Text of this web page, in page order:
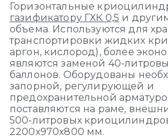
Горизонтальные
газификатору ГХК 0,5 и
объема. Используются для
транспортировки жидких
аргон, кислород), более
являются заменой 40-
баллонов. Оборудованы
запорной, регулирующей и
предохранительной
поставляются на раме,
500-литровых
2200х970х800 мм.